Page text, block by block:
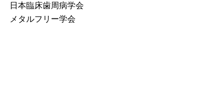
日本臨床歯周病学会
メタルフリー学会